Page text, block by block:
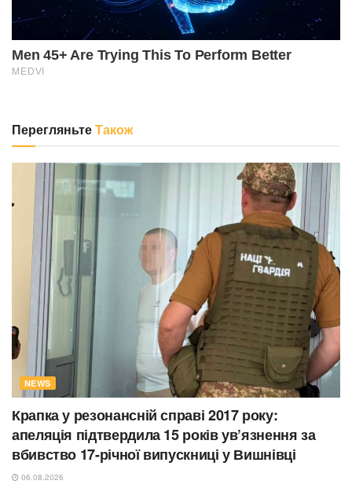
ПерегляньтеТакож
NEWS
Крапка у резонансній справі 2017 року:
апеляція підтвердила 15 років ув’язнення за
вбивство 17-річної випускниці у Вишнівці
06.08.2026